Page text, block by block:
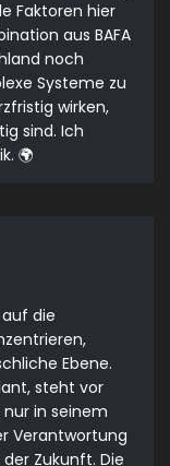
Faktoren hier
aus BAFA
noch
Systeme zu
wirken,
sind. Ich
🌍
die
Ebene.
steht vor
in seinem
Verantwortung
Zukunft. Die